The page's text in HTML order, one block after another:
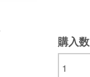
購入数